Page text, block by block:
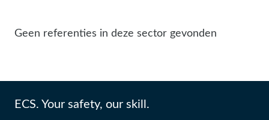
Geen referenties in deze sector gevonden
ECS. Your safety, our skill.